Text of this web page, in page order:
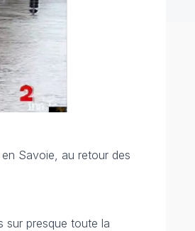
Savoie, au retour des
sur presque toute la